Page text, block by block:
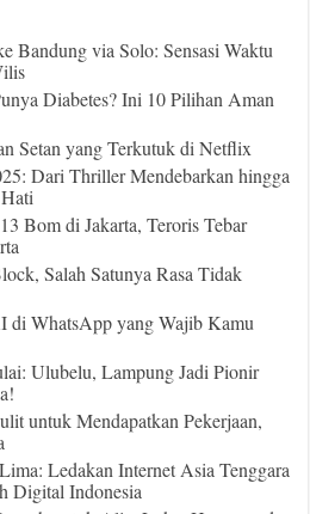
Bandung via Solo: Sensasi Waktu
Diabetes? Ini 10 Pilihan Aman
Setan yang Terkutuk di Netflix
Dari Thriller Mendebarkan hingga
Bom di Jakarta, Teroris Tebar
Salah Satunya Rasa Tidak
di WhatsApp yang Wajib Kamu
Ulubelu, Lampung Jadi Pionir
untuk Mendapatkan Pekerjaan,
Ledakan Internet Asia Tenggara
Digital Indonesia